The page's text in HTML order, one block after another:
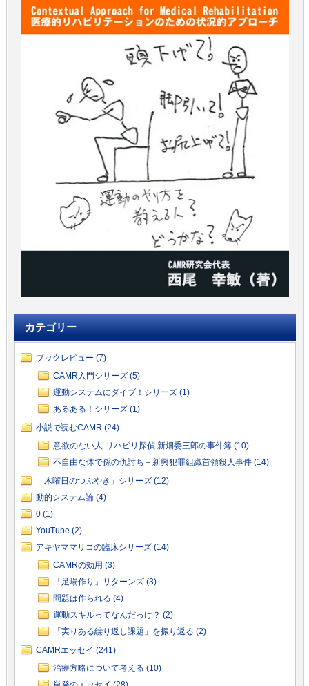
カテゴリー
ブックレビュー (7)
CAMR入門シリーズ (5)
運動システムにダイブ！シリーズ (1)
あるある！シリーズ (1)
小説で読むCAMR (24)
意欲のない人-リハビリ探偵 新畑委三郎の事件簿 (10)
不自由な体で孫の仇討ち－新興犯罪組織首領殺人事件 (14)
「木曜日のつぶやき」シリーズ (12)
動的システム論 (4)
0 (1)
YouTube (2)
アキヤママリコの臨床シリーズ (14)
CAMRの効用 (3)
「足場作り」リターンズ (3)
問題は作られる (4)
運動スキルってなんだっけ？ (2)
「実りある繰り返し課題」を振り返る (2)
CAMRエッセイ (241)
治療方略について考える (10)